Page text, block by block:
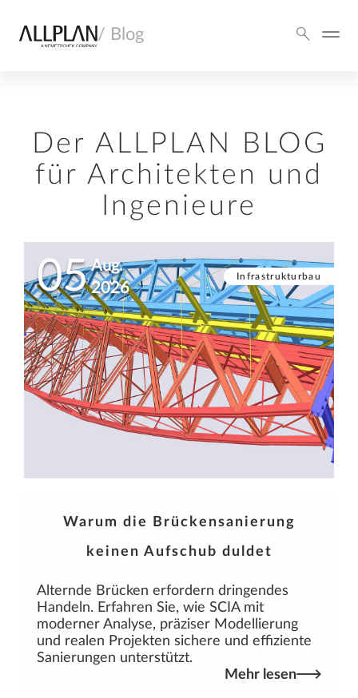
/ Blog
Der ALLPLAN BLOG
für Architekten und
Ingenieure
05 Aug.
2026
Infrastrukturbau
Warum die Brückensanierung
keinen Aufschub duldet
Alternde Brücken erfordern dringendes
Handeln. Erfahren Sie, wie SCIA mit
moderner Analyse, präziser Modellierung
und realen Projekten sichere und effiziente
Sanierungen unterstützt.
Mehr lesen